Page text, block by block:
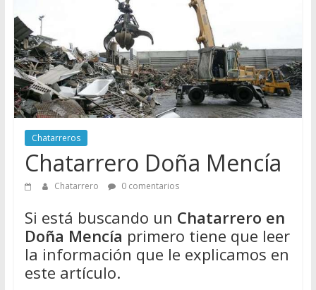
de
Chatarra
Directorio
de
para
vender
Chatarra
Chatarreros
Chatarrero Doña Mencía
Chatarrero 0 comentarios
Si está buscando un Chatarrero en
Doña Mencía primero tiene que leer
la información que le explicamos en
este artículo.